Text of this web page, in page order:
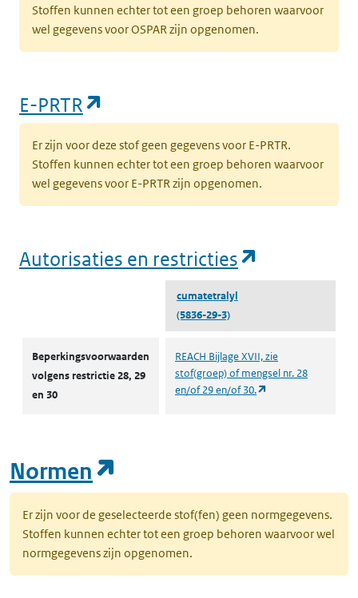
Stoffen kunnen echter tot een groep behoren waarvoor
wel gegevens voor OSPAR zijn opgenomen.
E-PRTR
Er zijn voor deze stof geen gegevens voor E-PRTR.
Stoffen kunnen echter tot een groep behoren waarvoor
wel gegevens voor E-PRTR zijn opgenomen.
Autorisaties en restricties
cumatetralyl
(5836-29-3)
Beperkingsvoorwaarden
volgens restrictie 28, 29
en 30
REACH Bijlage XVII, zie
stof(groep) of mengsel nr. 28
en/of 29 en/of 30.
Normen
Er zijn voor de geselecteerde stof(fen) geen normgegevens.
Stoffen kunnen echter tot een groep behoren waarvoor wel
normgegevens zijn opgenomen.